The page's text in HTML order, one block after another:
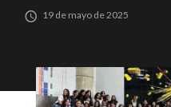
19 de mayo de 2025